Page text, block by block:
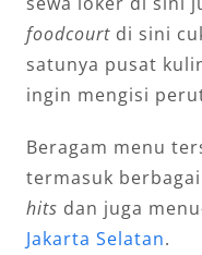
foodcourt di sini
satunya pusat
ingin mengisi
Beragam menu
termasuk
hits dan juga
Jakarta Selatan.